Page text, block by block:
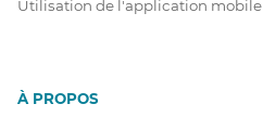
Utilisation de l'application mobile
À PROPOS